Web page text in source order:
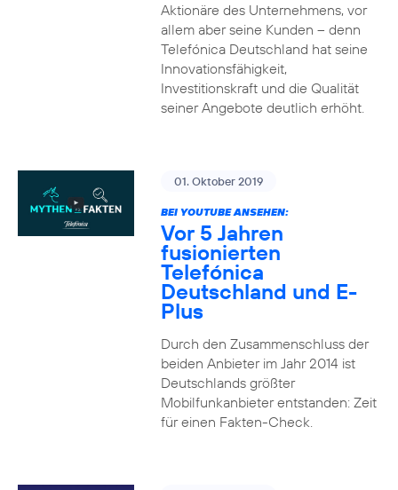
Aktionäre des Unternehmens, vor
allem aber seine Kunden – denn
Telefónica Deutschland hat seine
Innovationsfähigkeit,
Investitionskraft und die Qualität
seiner Angebote deutlich erhöht.
01. Oktober 2019
BEI YOUTUBE ANSEHEN:
Vor 5 Jahren
fusionierten
Telefónica
Deutschland und E-
Plus
Durch den Zusammenschluss der
beiden Anbieter im Jahr 2014 ist
Deutschlands größter
Mobilfunkanbieter entstanden: Zeit
für einen Fakten-Check.